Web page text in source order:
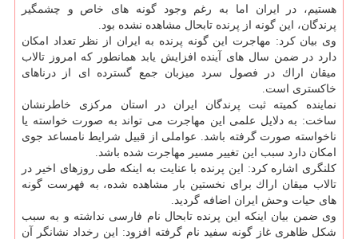
هستیم، در ایران اما به رغم وجود گونه های خاص و چشمگیر
پرندگان، این گونه از پرنده تابحال مشاهده نشده بود.
وی بیان كرد: مهاجرت این گونه پرنده به ایران از نظر تعداد امكان
دارد در ضمن سال های آینده افزایش یابد همانطور كه امروز تالاب
میقان اراك در فصول سرد میزبان جمع گسترده ای از درناهای
خاكستری است.
نماینده كمیته ثبت پرندگان ایران در استان مركزی خاطرنشان
ساخت: به دلایل علمی این مهاجرت می تواند به صورت خواسته یا
ناخواسته صورت گرفته باشد. عواملی از قبیل شرایط نامساعد جوی
امكان دارد سبب این تغییر مسیر مهاجرت شده باشد.
كلنگری اشاره كرد: این پرنده با عنایت به اینكه طی روزهای اخیر در
تالاب میقان اراك برای نخستین بار مشاهده شده، به فهرست گونه
های حیات وحش ایران اضافه گردید.
وی ضمن بیان اینكه این پرنده تابحال نام فارسی نداشته و به سبب
شكل ظاهری غاز گونه سفید نام گرفته افزود: این رخداد نشانگر آن